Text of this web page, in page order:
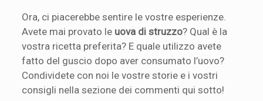
Ora, ci piacerebbe sentire le vostre esperienze.
Avete mai provato le uova di struzzo? Qual è la
vostra ricetta preferita? E quale utilizzo avete
fatto del guscio dopo aver consumato l’uovo?
Condividete con noi le vostre storie e i vostri
consigli nella sezione dei commenti qui sotto!